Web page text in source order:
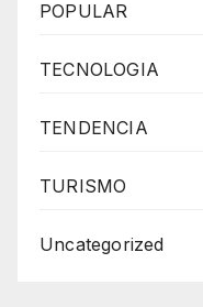
POPULAR
TECNOLOGIA
TENDENCIA
TURISMO
Uncategorized